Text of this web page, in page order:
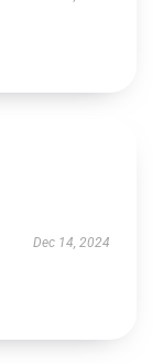
Dec 14, 2024